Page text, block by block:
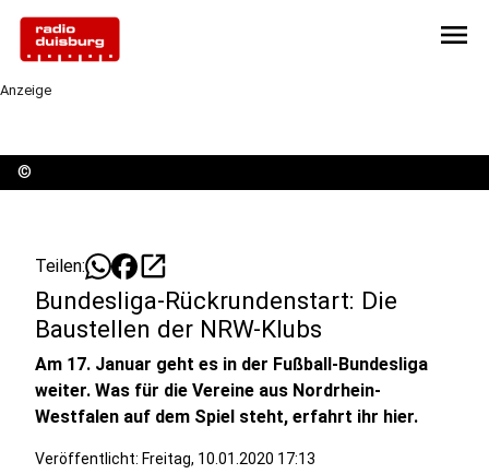
menu
Anzeige
©
Teilen: open_in_new
Bundesliga-Rückrundenstart: Die
Baustellen der NRW-Klubs
Am 17. Januar geht es in der Fußball-Bundesliga
weiter. Was für die Vereine aus Nordrhein-
Westfalen auf dem Spiel steht, erfahrt ihr hier.
Veröffentlicht: Freitag, 10.01.2020 17:13